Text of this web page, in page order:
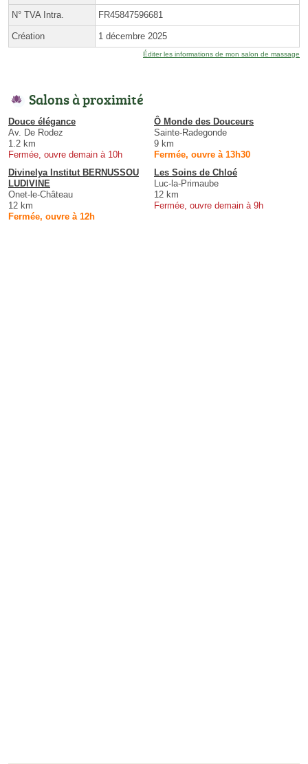
N° TVA Intra. FR45847596681
Création 1 décembre 2025
Éditer les informations de mon salon de massage
Salons à proximité
Douce élégance
Av. De Rodez
1.2 km
Fermée, ouvre demain à 10h
Ô Monde des Douceurs
Sainte-Radegonde
9 km
Fermée, ouvre à 13h30
Divinelya Institut BERNUSSOU
LUDIVINE
Onet-le-Château
12 km
Fermée, ouvre à 12h
Les Soins de Chloé
Luc-la-Primaube
12 km
Fermée, ouvre demain à 9h